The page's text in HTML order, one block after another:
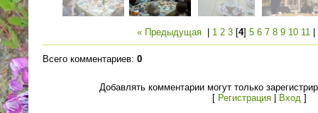
« Предыдущая 1 2 3 [4] 5 6 7 8 9 10 11
Всего комментариев: 0
Добавлять комментарии могут только
[ Регистрация| Вход ]